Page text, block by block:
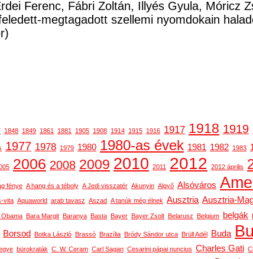
Ferenc, Fábri Zoltán, Illyés Gyula, Móricz
megtagadott szellemi nyomdokain
1848 1849 1861 1881 1905 1908 1914 1915 1916 1917 1918 1919
1977 1978 1979 1980 1980-as évek 1981 1982 1983
2006 2008 2009 2010 2011 2012 2012 április
fénye A hang és a téboly A Jedi visszatér Akunyin Algyő Alsóváros
vita Aquaworld arab tavasz Aszad A tanúk még élnek Ausztria Ausztria-
Bara Margit Baranya Basta Bayer Bayer Zsolt Belarusz Belgium belgák
Borsod Botka László Brassó Brazília Bródy Sándor utca Brüll Adél Buda
bürokraták C. W. Ceram Carl Sagan Cesarini pápai nuncius Charles Gati